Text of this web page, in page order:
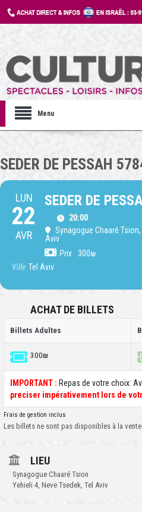
Menu
SEDER DE PESSAH
LUN
22
AVR
SEDER DE
20:00
Synagogue Chaaré Tsion
Aviv
Prix
300₪
Ville Tel Aviv
ACHAT DE BILLETS
Billets Adultes
300₪
IMPORTANT : Repas de votre choix:
preciser impérativement lors de
Frais de gestion inclus
Les billets ne sont pas disponibles à la
LIEU
Synagogue Chaaré Tsion
Yehieli 4, Neve Tsedek, Tel Aviv